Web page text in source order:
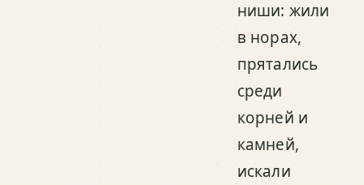
ниши: жили
в норах,
прятались
среди
корней и
камней,
искали